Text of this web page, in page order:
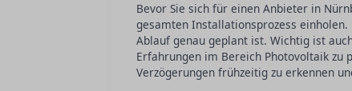
Bevor Sie sich für einen Anbieter in
gesamten Installationsprozess
Ablauf genau geplant ist. Wichtig ist
Erfahrungen im Bereich Photovoltaik zu
Verzögerungen frühzeitig zu erkennen